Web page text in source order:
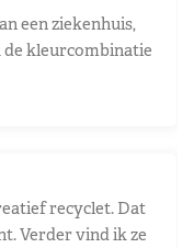
een ziekenhuis,
de kleurcombinatie
recyclet. Dat
Verder vind ik ze